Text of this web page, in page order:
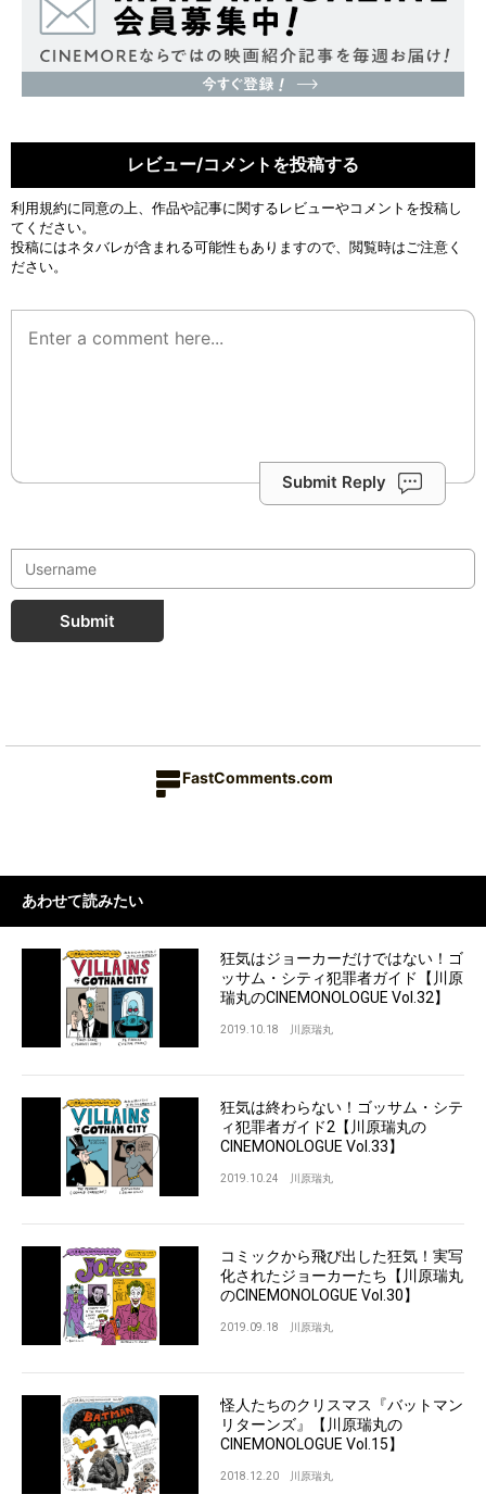
レビュー/コメントを投稿する
利用規約に同意の上、作品や記事に関するレビューやコメントを投稿し
てください。
投稿にはネタバレが含まれる可能性もありますので、閲覧時はご注意く
ださい。
Submit Reply
Submit
FastComments.com
あわせて読みたい
狂気はジョーカーだけではない！ゴ
ッサム・シティ犯罪者ガイド【川原
瑞丸のCINEMONOLOGUE Vol.32】
2019.10.18 川原瑞丸
狂気は終わらない！ゴッサム・シテ
ィ犯罪者ガイド2【川原瑞丸の
CINEMONOLOGUE Vol.33】
2019.10.24 川原瑞丸
コミックから飛び出した狂気！実写
化されたジョーカーたち【川原瑞丸
のCINEMONOLOGUE Vol.30】
2019.09.18 川原瑞丸
怪人たちのクリスマス『バットマン
リターンズ』【川原瑞丸の
CINEMONOLOGUE Vol.15】
2018.12.20 川原瑞丸